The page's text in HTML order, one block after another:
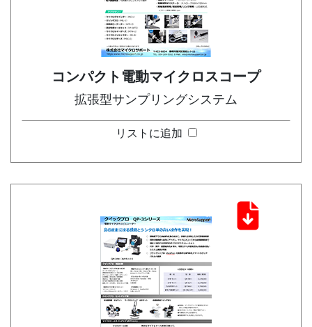
コンパクト電動マイクロスコープ
拡張型サンプリングシステム
リストに追加